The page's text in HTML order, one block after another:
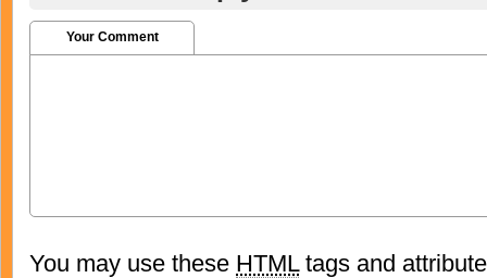
Your Comment
You may use these HTMLtags and